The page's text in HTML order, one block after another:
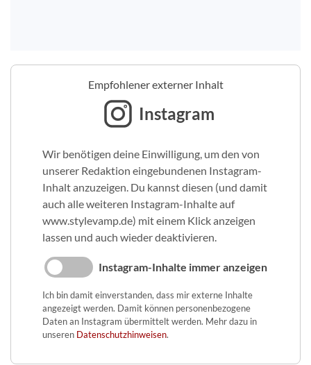
Empfohlener externer Inhalt
Instagram
Wir benötigen deine Einwilligung, um den von
unserer Redaktion eingebundenen Instagram-
Inhalt anzuzeigen. Du kannst diesen (und damit
auch alle weiteren Instagram-Inhalte auf
www.stylevamp.de) mit einem Klick anzeigen
lassen und auch wieder deaktivieren.
Instagram-Inhalte immer anzeigen
Ich bin damit einverstanden, dass mir externe Inhalte
angezeigt werden. Damit können personenbezogene
Daten an Instagram übermittelt werden. Mehr dazu in
unseren Datenschutzhinweisen.